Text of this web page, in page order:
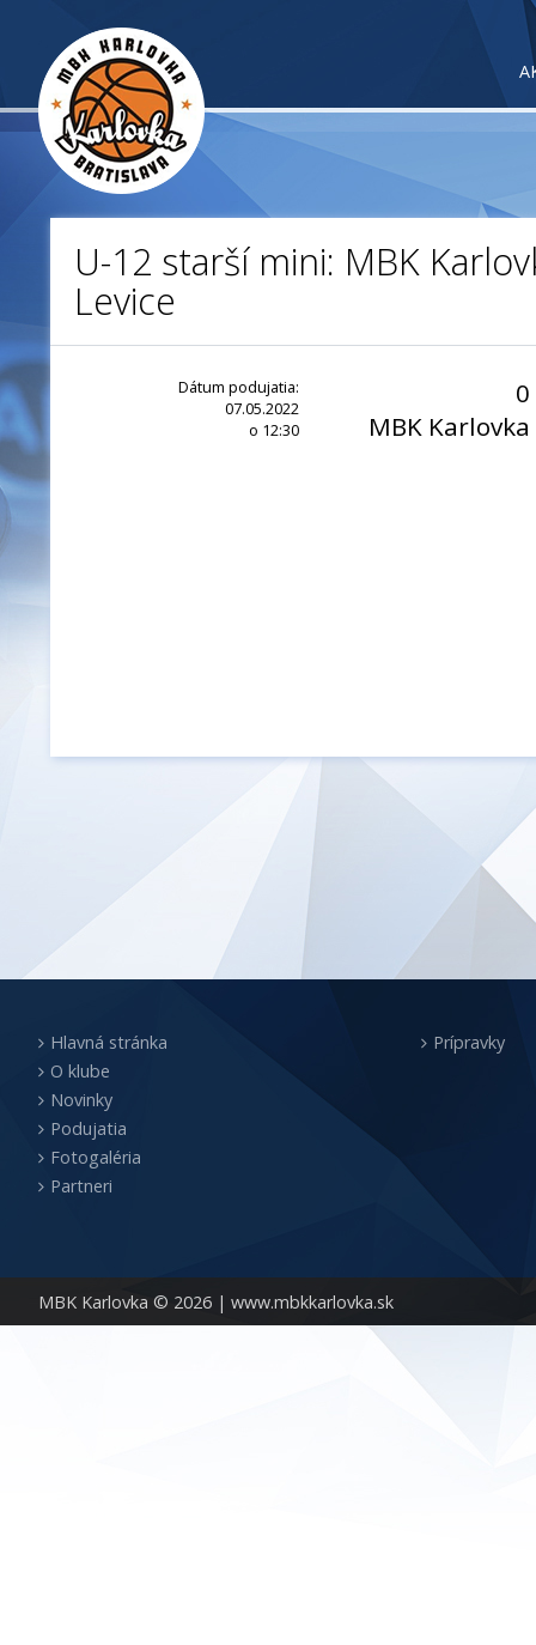
U-12 starší mini: MBK
Levice
Dátum podujatia:
07.05.2022
o 12:30
0
MBK Karlovka
MBK Karlovka © 2026 | www.mbkkarlovka.sk
Hlavná stránka
O klube
Novinky
Podujatia
Fotogaléria
Partneri
Prípravky